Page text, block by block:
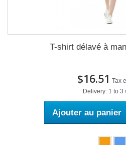
T-shirt délavé à
$16.51 Tax
Delivery: 1 to 3
Ajouter au panier